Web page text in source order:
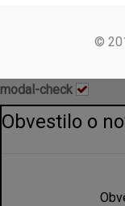
©
modal-check
Obvestilo o